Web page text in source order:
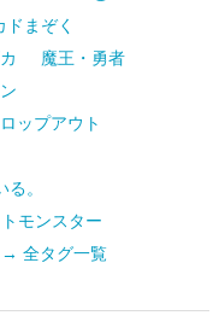
ドまぞく
魔王・勇者
ップアウト
。
モンスター
→ 全タグ一覧